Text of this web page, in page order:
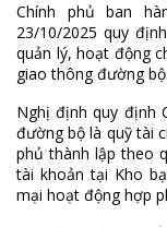
Chính phủ ban
23/10/2025 quy
quản lý, hoạt động
giao thông đường bộ.
Nghị định quy định
đường bộ là quỹ tài
phủ thành lập theo
tài khoản tại Kho
mại hoạt động hợp